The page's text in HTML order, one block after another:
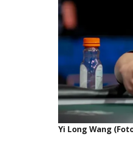
Yi Long Wang